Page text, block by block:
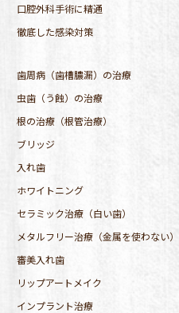
口腔外科手術に精通
徹底した感染対策
歯周病（歯槽膿漏）の治療
虫歯（う蝕）の治療
根の治療（根管治療）
ブリッジ
入れ歯
ホワイトニング
セラミック治療（白い歯）
メタルフリー治療（金属を使わない）
審美入れ歯
リップアートメイク
インプラント治療